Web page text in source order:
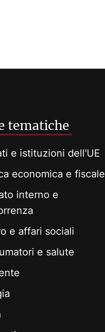
tematiche
e istituzioni dell'UE
economica e fiscale
interno e
e affari sociali
e salute